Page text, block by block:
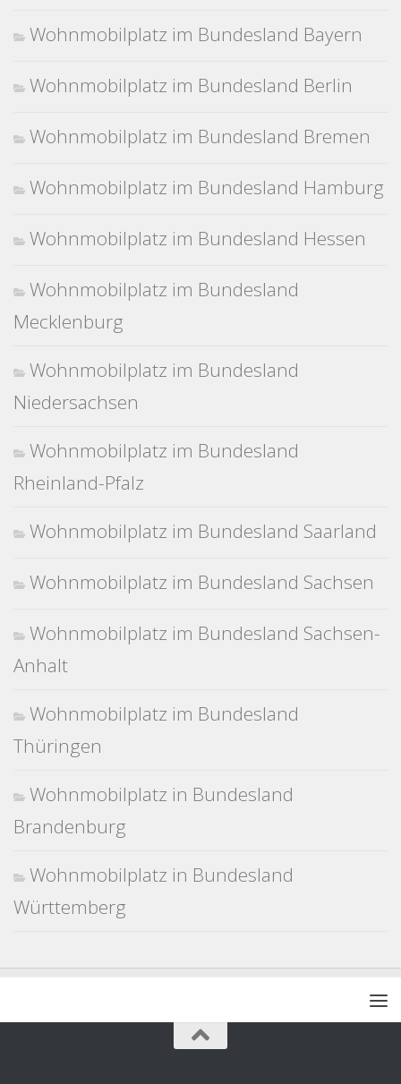
Wohnmobilplatz im Bundesland Bayern
Wohnmobilplatz im Bundesland Berlin
Wohnmobilplatz im Bundesland Bremen
Wohnmobilplatz im Bundesland Hamburg
Wohnmobilplatz im Bundesland Hessen
Wohnmobilplatz im Bundesland
Mecklenburg
Wohnmobilplatz im Bundesland
Niedersachsen
Wohnmobilplatz im Bundesland
Rheinland-Pfalz
Wohnmobilplatz im Bundesland Saarland
Wohnmobilplatz im Bundesland Sachsen
Wohnmobilplatz im Bundesland Sachsen-
Anhalt
Wohnmobilplatz im Bundesland
Thüringen
Wohnmobilplatz in Bundesland
Brandenburg
Wohnmobilplatz in Bundesland
Württemberg